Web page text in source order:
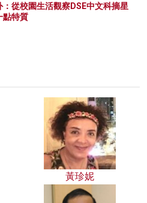
：從校園生活觀察DSE中文科摘星
點特質
黃珍妮